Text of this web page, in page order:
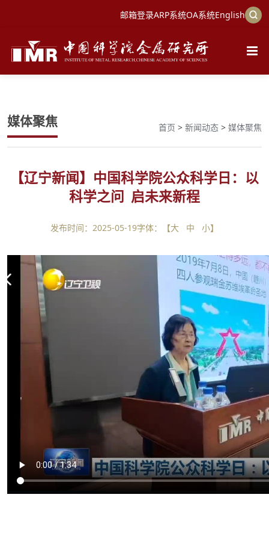
邮箱登录ARP系统OA系统English
媒体聚焦 首页 > 新闻动态 > 媒体聚焦
【辽宁新闻】中国科学院公众科学日：以
科学之问 启未来新程
发布时间：2025-05-19字体：【大 中 小】